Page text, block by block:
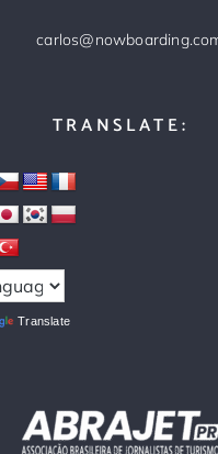
TRANSLATE:
Translate